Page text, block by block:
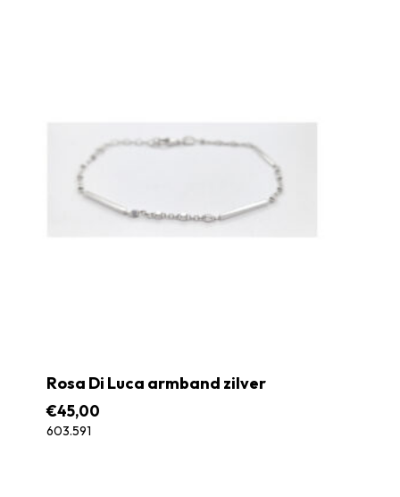
Rosa Di Luca armband zilver
€45,00
603.591